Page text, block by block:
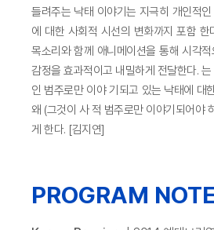
들려주는 낙태 이야기는 지극히 개인적
에 대한 사회적 시선의 변화까지 포함 한
목소리와 함께 애니메이션을 통해 시각
감정을 효과적이고 내밀하게 전달한다.
인 범주로만 이야 기되고 있는 낙태에 대
왜 (그것이 사 적 범주로만 이야기되어야
게 한다. [김지연]
PROGRAM